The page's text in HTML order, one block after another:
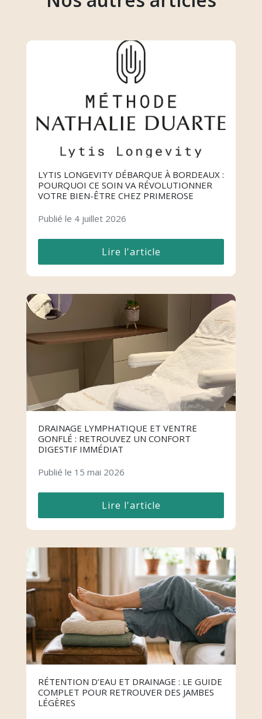
LYTIS LONGEVITY DÉBARQUE À BORDEAUX :
POURQUOI CE SOIN VA RÉVOLUTIONNER
VOTRE BIEN-ÊTRE CHEZ PRIMEROSE
Publié le 4 juillet 2026
Lire l'article
DRAINAGE LYMPHATIQUE ET VENTRE
GONFLÉ : RETROUVEZ UN CONFORT
DIGESTIF IMMÉDIAT
Publié le 15 mai 2026
Lire l'article
RÉTENTION D’EAU ET DRAINAGE : LE GUIDE
COMPLET POUR RETROUVER DES JAMBES
LÉGÈRES